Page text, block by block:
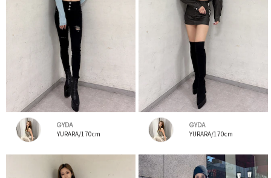
GYDA
YURARA/170cm
GYDA
YURARA/170cm